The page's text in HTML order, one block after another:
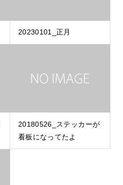
20230101_正月
20180526_ステッカーが
看板になってたよ